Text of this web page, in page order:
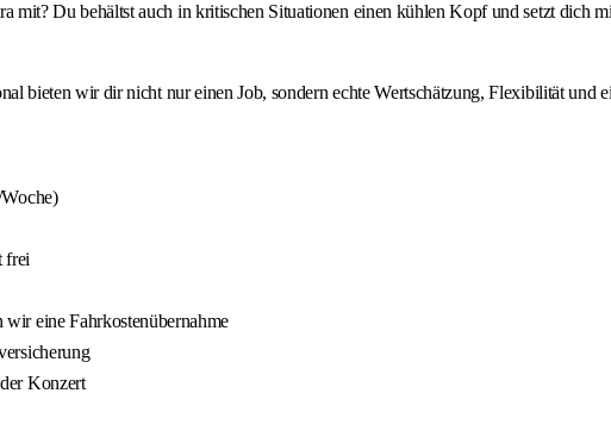
mit? Du behältst auch in kritischen Situationen einen kühlen Kopf und setzt dich
bieten wir dir nicht nur einen Job, sondern echte Wertschätzung, Flexibilität und
frei
eine Fahrkostenübernahme
Konzert